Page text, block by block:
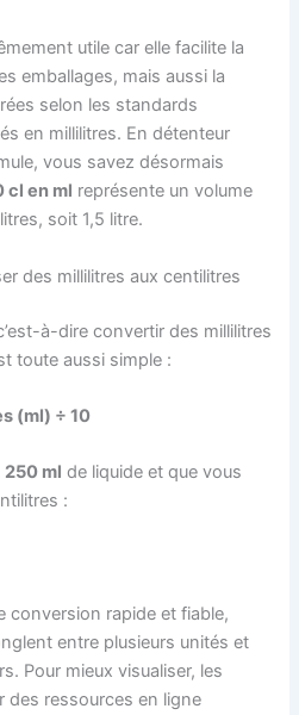
utile car elle facilite la
emballages, mais aussi la
selon les standards
en millilitres. En détenteur
vous savez désormais
cl en ml représente un volume
soit 1,5 litre.
des millilitres aux centilitres
à-dire convertir des millilitres
toute aussi simple :
(ml) ÷ 10
250 ml de liquide et que vous
:
conversion rapide et fiable,
entre plusieurs unités et
Pour mieux visualiser, les
des ressources en ligne